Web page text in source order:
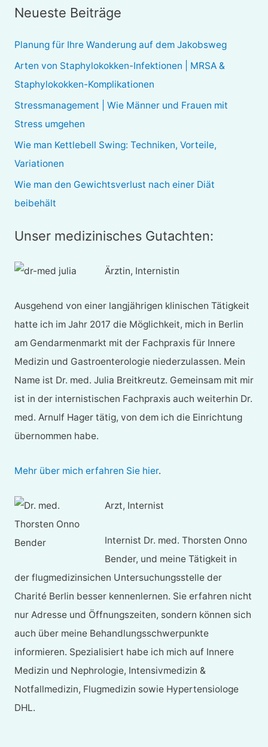
e
n
n
Neueste Beiträge
Planung für Ihre Wanderung auf dem Jakobsweg
Arten von Staphylokokken-Infektionen | MRSA &
Staphylokokken-Komplikationen
Stressmanagement | Wie Männer und Frauen mit
Stress umgehen
Wie man Kettlebell Swing: Techniken, Vorteile,
Variationen
Wie man den Gewichtsverlust nach einer Diät
beibehält
Unser medizinisches Gutachten:
Ärztin, Internistin
Ausgehend von einer langjährigen klinischen Tätigkeit
hatte ich im Jahr 2017 die Möglichkeit, mich in Berlin
am Gendarmenmarkt mit der Fachpraxis für Innere
Medizin und Gastroenterologie niederzulassen. Mein
Name ist Dr. med. Julia Breitkreutz. Gemeinsam mit mir
ist in der internistischen Fachpraxis auch weiterhin Dr.
med. Arnulf Hager tätig, von dem ich die Einrichtung
übernommen habe.
Mehr über mich erfahren Sie hier.
Arzt, Internist
Internist Dr. med. Thorsten Onno
Bender, und meine Tätigkeit in
der flugmedizinsichen Untersuchungsstelle der
Charité Berlin besser kennenlernen. Sie erfahren nicht
nur Adresse und Öffnungszeiten, sondern können sich
auch über meine Behandlungsschwerpunkte
informieren. Spezialisiert habe ich mich auf Innere
Medizin und Nephrologie, Intensivmedizin &
Notfallmedizin, Flugmedizin sowie Hypertensiologe
DHL.